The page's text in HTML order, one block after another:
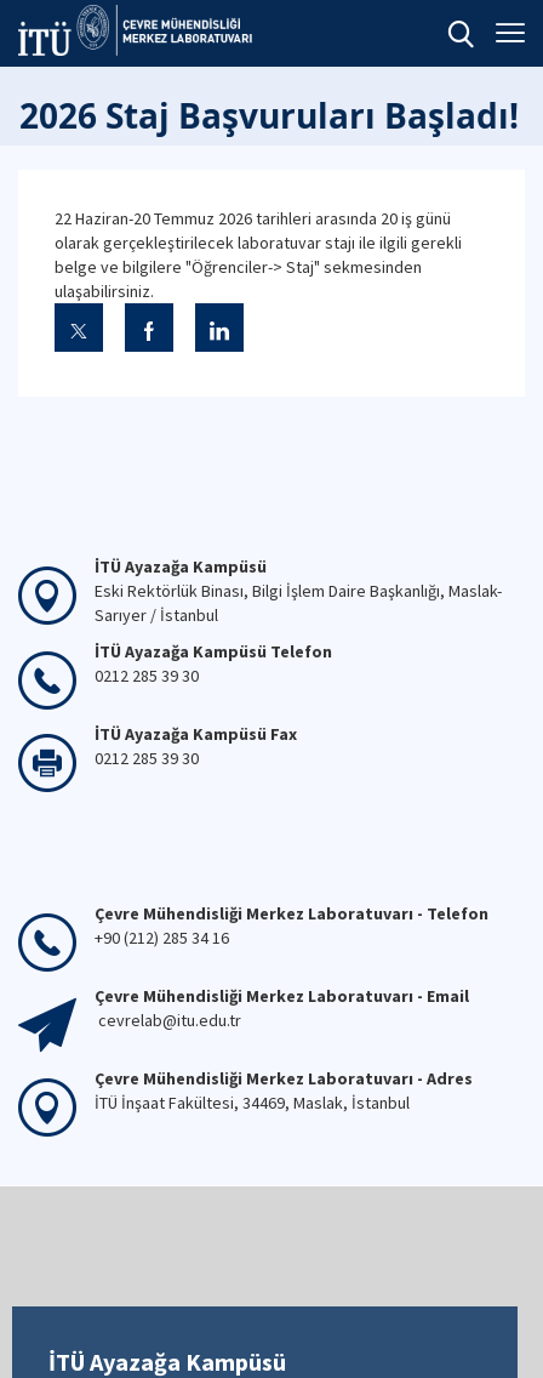
2026 Staj Başvuruları Başladı!
22 Haziran-20 Temmuz 2026 tarihleri arasında 20 iş günü
olarak gerçekleştirilecek laboratuvar stajı ile ilgili gerekli
belge ve bilgilere "Öğrenciler-> Staj" sekmesinden
ulaşabilirsiniz.
İTÜ Ayazağa Kampüsü
Eski Rektörlük Binası, Bilgi İşlem Daire Başkanlığı, Maslak-
Sarıyer / İstanbul
İTÜ Ayazağa Kampüsü Telefon
0212 285 39 30
İTÜ Ayazağa Kampüsü Fax
0212 285 39 30
Çevre Mühendisliği Merkez Laboratuvarı - Telefon
+90 (212) 285 34 16
Çevre Mühendisliği Merkez Laboratuvarı - Email
cevrelab@itu.edu.tr
Çevre Mühendisliği Merkez Laboratuvarı - Adres
İTÜ İnşaat Fakültesi, 34469, Maslak, İstanbul
İTÜ Ayazağa Kampüsü